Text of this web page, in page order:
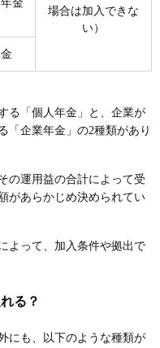
場合は加入できな
い）
る「個人年金」と、企業が
「企業年金」の2種類があり
の運用益の合計によって受
があらかじめ決められてい
よって、加入条件や拠出で
る？
にも、以下のような種類が